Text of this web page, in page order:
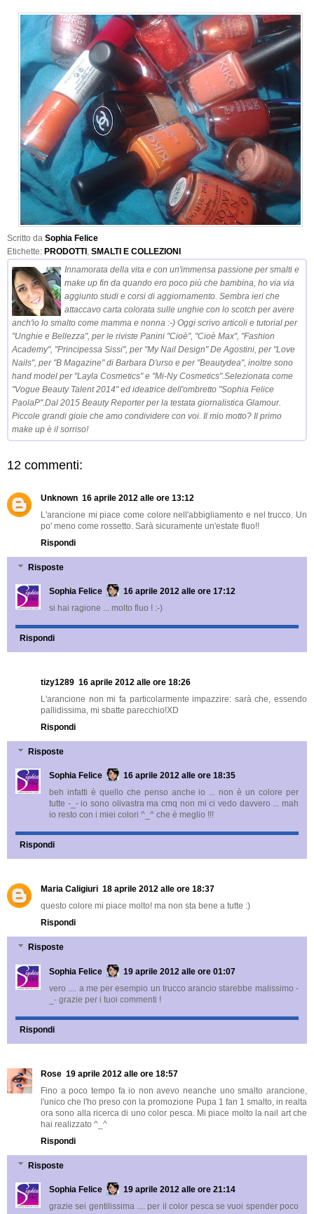
Scritto da Sophia Felice
Etichette: PRODOTTI , SMALTI E COLLEZIONI
Innamorata della vita e con un'immensa passione per smalti e
make up fin da quando ero poco più che bambina, ho via via
aggiunto studi e corsi di aggiornamento. Sembra ieri che
attaccavo carta colorata sulle unghie con lo scotch per avere
anch'io lo smalto come mamma e nonna :-) Oggi scrivo articoli e tutorial per
"Unghie e Bellezza", per le riviste Panini "Cioè", "Cioè Max", "Fashion
Academy", "Principessa Sissi", per "My Nail Design" De Agostini, per "Love
Nails", per "B Magazine" di Barbara D'urso e per "Beautydea", inoltre sono
hand model per "Layla Cosmetics" e "Mi-Ny Cosmetics".Selezionata come
"Vogue Beauty Talent 2014" ed ideatrice dell'ombretto "Sophia Felice
PaolaP".Dal 2015 Beauty Reporter per la testata giornalistica Glamour.
Piccole grandi gioie che amo condividere con voi. Il mio motto? Il primo
make up è il sorriso!
12 commenti:
Unknown 16 aprile 2012 alle ore 13:12
L'arancione mi piace come colore nell'abbigliamento e nel trucco. Un
po' meno come rossetto. Sarà sicuramente un'estate fluo!!
Rispondi
Risposte
Sophia Felice
16 aprile 2012 alle ore 17:12
si hai ragione ... molto fluo ! :-)
Rispondi
tizy1289 16 aprile 2012 alle ore 18:26
L'arancione non mi fa particolarmente impazzire: sarà che, essendo
pallidissima, mi sbatte parecchio!XD
Rispondi
Risposte
Sophia Felice
16 aprile 2012 alle ore 18:35
beh infatti è quello che penso anche io ... non è un colore per
tutte -_- io sono olivastra ma cmq non mi ci vedo davvero ... mah
io resto con i miei colori ^_^ che è meglio !!!
Rispondi
Maria Caligiuri 18 aprile 2012 alle ore 18:37
questo colore mi piace molto! ma non sta bene a tutte :)
Rispondi
Risposte
Sophia Felice
19 aprile 2012 alle ore 01:07
vero .... a me per esempio un trucco arancio starebbe malissimo -
_- grazie per i tuoi commenti !
Rispondi
Rose 19 aprile 2012 alle ore 18:57
Fino a poco tempo fa io non avevo neanche uno smalto arancione,
l'unico che l'ho preso con la promozione Pupa 1 fan 1 smalto, in realta
ora sono alla ricerca di uno color pesca. Mi piace molto la nail art che
hai realizzato ^_^
Rispondi
Risposte
Sophia Felice
19 aprile 2012 alle ore 21:14
grazie sei gentilissima .... per il color pesca se vuoi spender poco